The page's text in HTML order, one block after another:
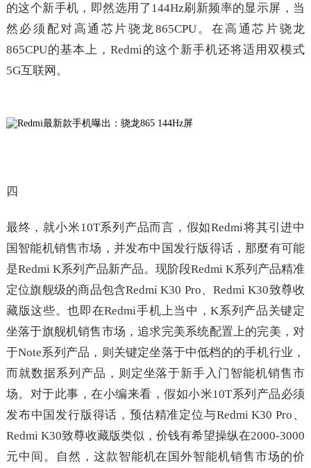
的这个新手机，即然选用了144Hz刷新频率的显示屏，当
然必须配对高通芯片骁龙865CPU。在高通芯片骁龙
865CPU的基本上，Redmi的这个新手机还将适用双模式
5G互联网。
四
最终，就小米10T系列产品而言，假如Redmi将其引进中
国智能机销售市场，并发布中国发行版得话，那麼有可能
是Redmi K系列产品新产品。现阶段Redmi K系列产品精准
定位旗舰级的商品包含Redmi K30 Pro、Redmi K30致尊收
藏版这些。也即在Redmi手机上当中，K系列产品关键定
坐落于旗舰机销售市场，追求完美系统配置上的完美，对
于Note系列产品，则关键定坐落于中低档的的手机行业，
而就数据系列产品，则定坐落于新手入门智能机销售市
场。对于此事，在小编来看，假如小米10T系列产品必须
发布中国发行版得话，预估精准定位与Redmi K30 Pro、
Redmi K30致尊收藏版类似，价钱有希望操纵在2000-3000
元中间。自然，这款智能机在国外智能机销售市场的价